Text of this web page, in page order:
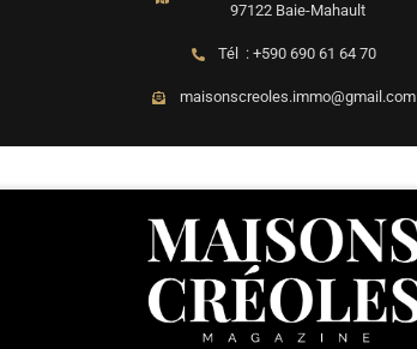
97122 Baie-Mahault
Tél : +590 690 61 64 70
maisonscreoles.immo@gmail.com